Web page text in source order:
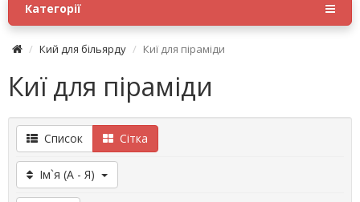
Категорії
Кий для більярду Киї для піраміди
Киї для піраміди
Список Сітка
Ім`я (А - Я)